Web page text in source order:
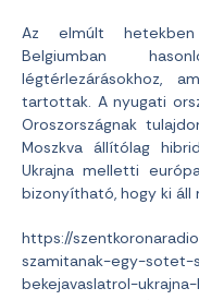
Az elmúlt hetekben
Belgiumban
légtérlezárásokhoz,
tartottak. A nyugati
Oroszországnak
Moszkva állítólag
Ukrajna melletti
bizonyítható, hogy ki áll
https://
szamitanak-egy-sotet-
bekejavaslatrol-